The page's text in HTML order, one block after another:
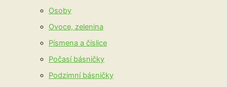
Osoby
Ovoce, zelenina
Písmena a číslice
Počasí básničky
Podzimní básničky